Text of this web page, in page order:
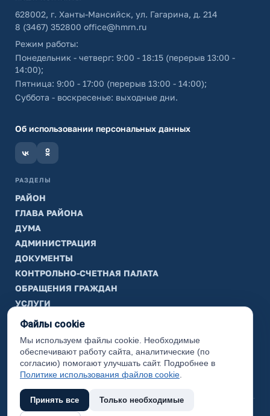
628002, г. Ханты-Мансийск, ул. Гагарина, д. 214
8 (3467) 352800 office@hmrn.ru
Режим работы:
Понедельник - четверг: 9:00 - 18:15 (перерыв 13:00 -
14:00);
Пятница: 9:00 - 17:00 (перерыв 13:00 - 14:00);
Суббота - воскресенье: выходные дни.
Об использовании персональных данных
РАЗДЕЛЫ
РАЙОН
ГЛАВА РАЙОНА
ДУМА
АДМИНИСТРАЦИЯ
ДОКУМЕНТЫ
КОНТРОЛЬНО-СЧЕТНАЯ ПАЛАТА
ОБРАЩЕНИЯ ГРАЖДАН
УСЛУГИ
ТИК
ИНФОРМАЦИЯ
Законодательная карта
Карта сайта
(с) 2017 Ханты-Мансийский район, официальный сайт
Файлы cookie
Мы используем файлы cookie. Необходимые
обеспечивают работу сайта, аналитические (по
согласию) помогают улучшать сайт. Подробнее в
Политике использования файлов cookie
Принять все Только необходимые